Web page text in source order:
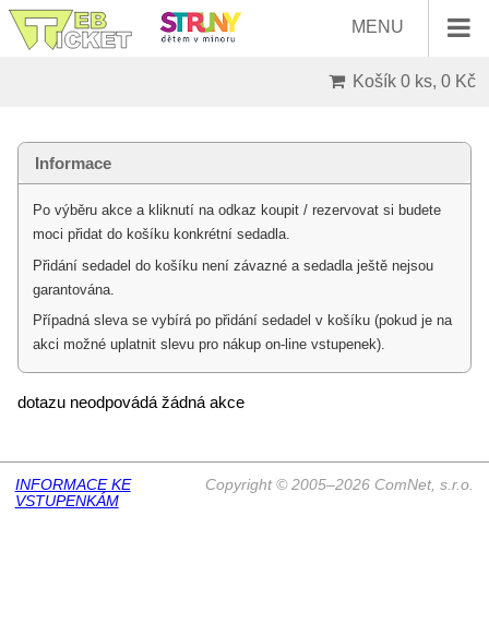
MENU
Košík 0 ks, 0 Kč
Informace
Po výběru akce a kliknutí na odkaz koupit / rezervovat si budete
moci přidat do košíku konkrétní sedadla.
Přidání sedadel do košíku není závazné a sedadla ještě nejsou
garantována.
Případná sleva se vybírá po přidání sedadel v košíku (pokud je na
akci možné uplatnit slevu pro nákup on-line vstupenek).
dotazu neodpovádá žádná akce
Copyright © 2005–2026 ComNet, s.r.o.
INFORMACE KE
VSTUPENKÁM